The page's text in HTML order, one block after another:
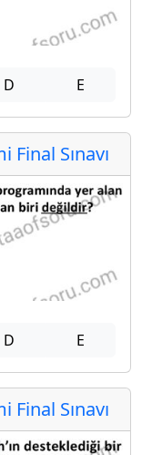
D E
Sınavı
D E
Sınavı